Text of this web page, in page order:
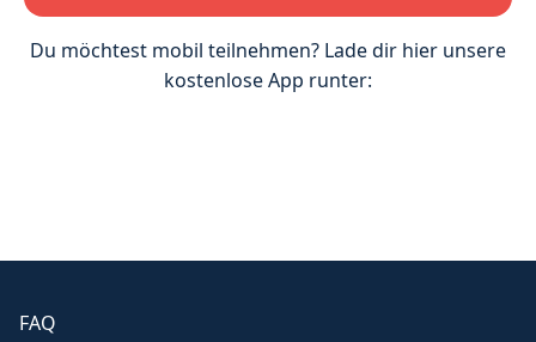
Du möchtest mobil teilnehmen? Lade dir hier unsere
kostenlose App runter:
FAQ